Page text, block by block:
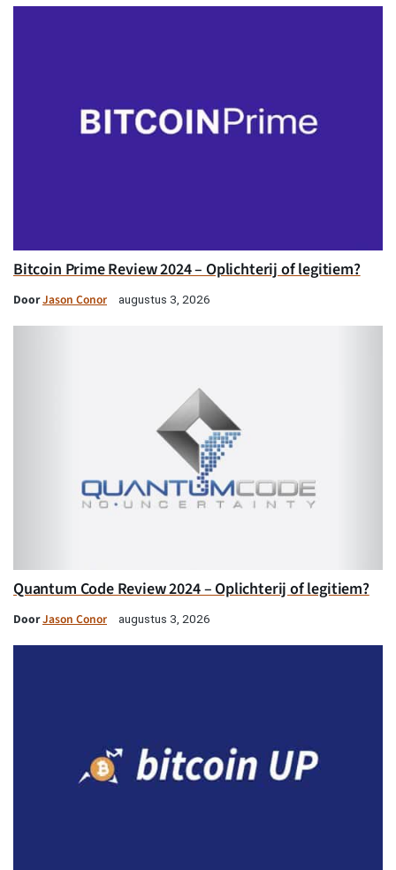
Bitcoin Prime Review 2024 – Oplichterij of legitiem?
DoorJason Conor augustus 3, 2026
Quantum Code Review 2024 – Oplichterij of legitiem?
DoorJason Conor augustus 3, 2026